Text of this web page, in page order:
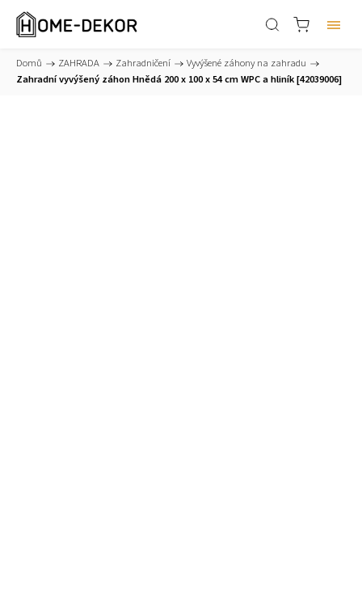
Domů / ZAHRADA / Zahradničení / Vyvýšené záhony na zahradu /
Zahradní vyvýšený záhon Hnědá 200 x 100 x 54 cm WPC a hliník [42039006]